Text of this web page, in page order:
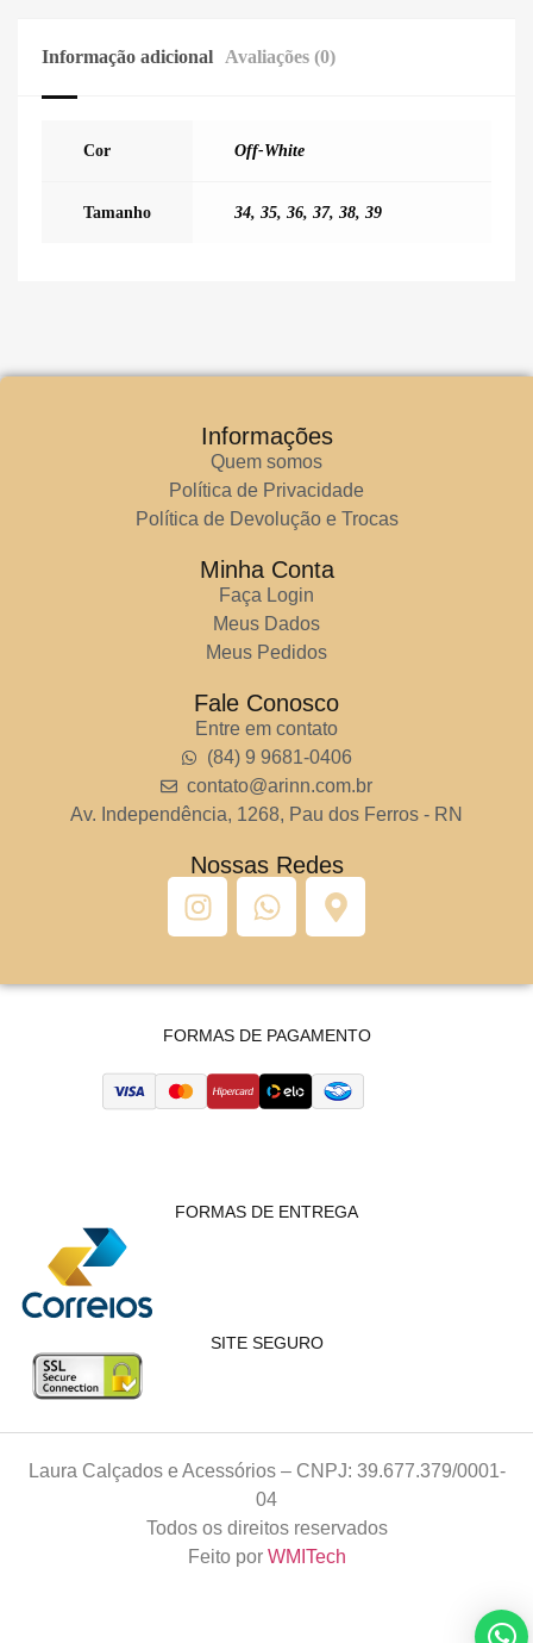
Informação adicional Avaliações (0)
Cor Off-White
Tamanho 34, 35, 36, 37, 38, 39
Informações
Quem somos
Política de Privacidade
Política de Devolução e Trocas
Minha Conta
Faça Login
Meus Dados
Meus Pedidos
Fale Conosco
Entre em contato
(84) 9 9681-0406
contato@arinn.com.br
Av. Independência, 1268, Pau dos Ferros - RN
Nossas Redes
FORMAS DE PAGAMENTO
FORMAS DE ENTREGA
SITE SEGURO
Laura Calçados e Acessórios – CNPJ: 39.677.379/0001-
04
Todos os direitos reservados
Feito por WMITech